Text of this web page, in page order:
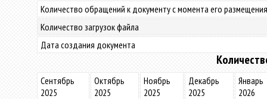
Количество обращений к документу с момента его
Количество загрузок файла
Дата создания документа
Сентябрь
2025
Октябрь
2025
Ноябрь
2025
Декабрь
2025
Январь
2026